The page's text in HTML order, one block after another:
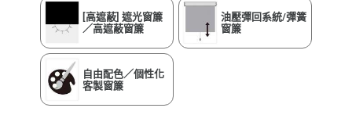
[高遮蔽] 遮光窗簾
／高遮蔽窗簾
油壓彈回系統/彈簧
窗簾
自由配色／個性化
客製窗簾